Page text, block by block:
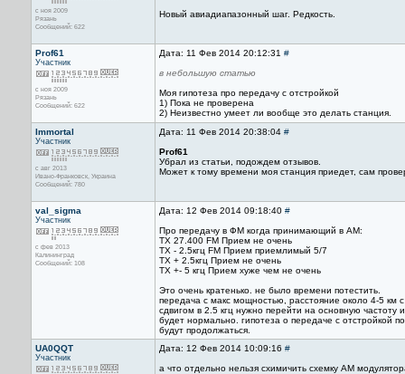
с ноя 2009
Рязань
Сообщений: 622
Новый авиадиапазонный шаг. Редкость.
Prof61
Участник
с ноя 2009
Рязань
Сообщений: 622
Дата: 11 Фев 2014 20:12:31 #
в небольшую статью
Моя гипотеза про передачу с отстройкой
1) Пока не проверена
2) Неизвестно умеет ли вообще это делать станция.
Immortal
Участник
с авг 2013
Ивано-Франковск, Украина
Сообщений: 780
Дата: 11 Фев 2014 20:38:04 #
Prof61
Убрал из статьи, подождем отзывов.
Может к тому времени моя станция приедет, сам
val_sigma
Участник
с фев 2013
Калининград
Сообщений: 108
Дата: 12 Фев 2014 09:18:40 #
Про передачу в ФМ когда принимающий в АМ:
TX 27.400 FM Прием не очень
TX - 2.5кгц FM Прием приемлимый 5/7
TX + 2.5кгц Прием не очень
TX +- 5 кгц Прием хуже чем не очень
Это очень кратенько. не было времени потестить.
передача с макс мощностью, расстояние около 4-5 км
сдвигом в 2.5 кгц нужно перейти на основную частоту
будет нормально. гипотеза о передаче с отстройкой
будут продолжаться.
UA0QQT
Участник
Дата: 12 Фев 2014 10:09:16 #
а что отдельно нельзя схимичить схемку АМ